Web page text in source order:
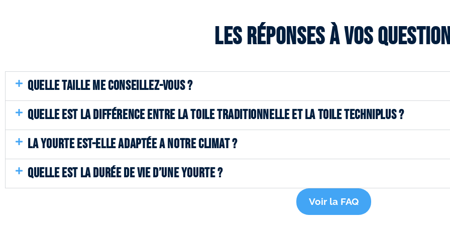
Les réponses à vos
QUELLE TAILLE ME CONSEILLEZ-VOUS ?
QUELLE EST LA DIFFÉRENCE ENTRE LA TOILE TRADITIONNELLE ET LA TOILE TECHNIPLUS ?
LA YOURTE EST-ELLE ADAPTÉE A NOTRE CLIMAT ?
QUELLE EST LA DURÉE DE VIE D’UNE YOURTE ?
Voir la FAQ